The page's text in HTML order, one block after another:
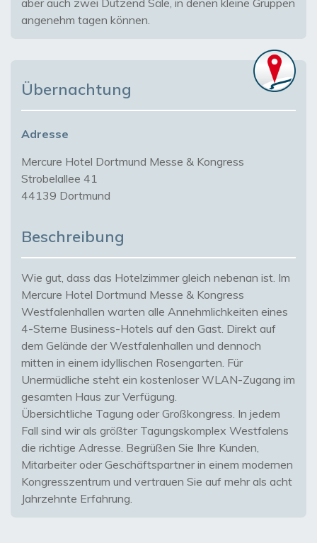
aber auch zwei Dutzend Säle, in denen kleine Gruppen
angenehm tagen können.
Übernachtung
Adresse
Mercure Hotel Dortmund Messe & Kongress
Strobelallee 41
44139 Dortmund
Beschreibung
Wie gut, dass das Hotelzimmer gleich nebenan ist. Im
Mercure Hotel Dortmund Messe & Kongress
Westfalenhallen warten alle Annehmlichkeiten eines
4-Sterne Business-Hotels auf den Gast. Direkt auf
dem Gelände der Westfalenhallen und dennoch
mitten in einem idyllischen Rosengarten. Für
Unermüdliche steht ein kostenloser WLAN-Zugang im
gesamten Haus zur Verfügung.
Übersichtliche Tagung oder Großkongress. In jedem
Fall sind wir als größter Tagungskomplex Westfalens
die richtige Adresse. Begrüßen Sie Ihre Kunden,
Mitarbeiter oder Geschäftspartner in einem modernen
Kongresszentrum und vertrauen Sie auf mehr als acht
Jahrzehnte Erfahrung.